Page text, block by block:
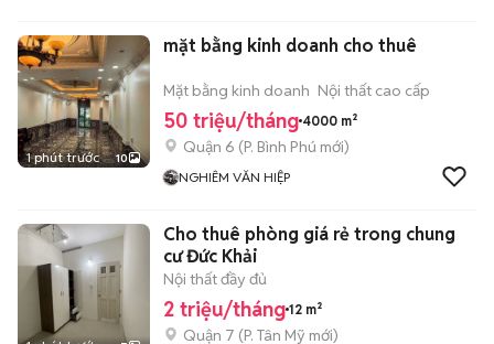
1 phút trước 10
mặt bằng kinh doanh cho thuê
Mặt bằng kinh doanh Nội thất cao cấp
50 triệu/tháng 4000 m²
Quận 6 (P. Bình Phú mới)
NGHIÊM VĂN HIỆP
Cho thuê phòng giá rẻ trong chung
cư Đức Khải
Nội thất đầy đủ
2 triệu/tháng 12 m²
Quận 7 (P. Tân Mỹ mới)